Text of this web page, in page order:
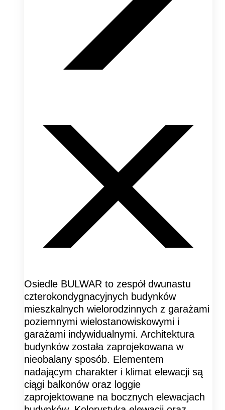
Osiedle BULWAR to zespół dwunastu
czterokondygnacyjnych budynków
mieszkalnych wielorodzinnych z garażami
poziemnymi wielostanowiskowymi i
garażami indywidualnymi. Architektura
budynków została zaprojekowana w
nieobalany sposób. Elementem
nadającym charakter i klimat elewacji są
ciągi balkonów oraz loggie
zaprojektowane na bocznych elewacjach